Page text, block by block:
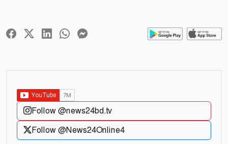
Follow @news24bd.tv
Follow @News24Online4